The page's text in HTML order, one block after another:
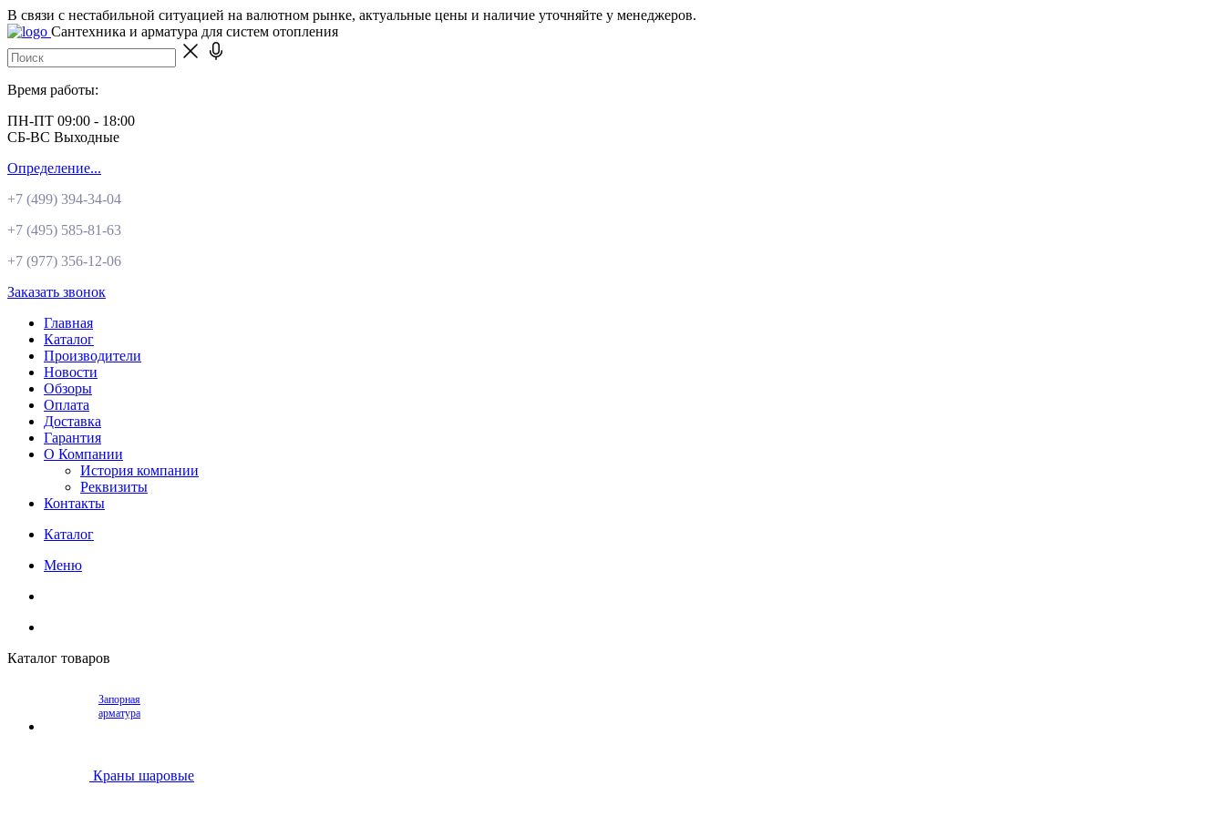
В связи с нестабильной ситуацией на валютном рынке, актуальные цены и наличие уточняйте у менеджеров.
Сантехника и арматура для систем отопления
Время работы:
ПН-ПТ 09:00 - 18:00
СБ-ВС Выходные
Определение...
+7 (499) 394-34-04
+7 (495) 585-81-63
+7 (977) 356-12-06
Заказать звонок
Главная
Каталог
Производители
Новости
Обзоры
Оплата
Доставка
Гарантия
О Компании
История компании
Реквизиты
Контакты
Каталог
Меню
Каталог товаров
Запорная
арматура
Краны шаровые